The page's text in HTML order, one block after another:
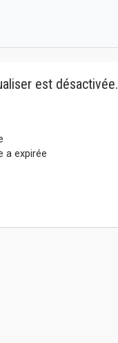
est désactivée.
a expirée